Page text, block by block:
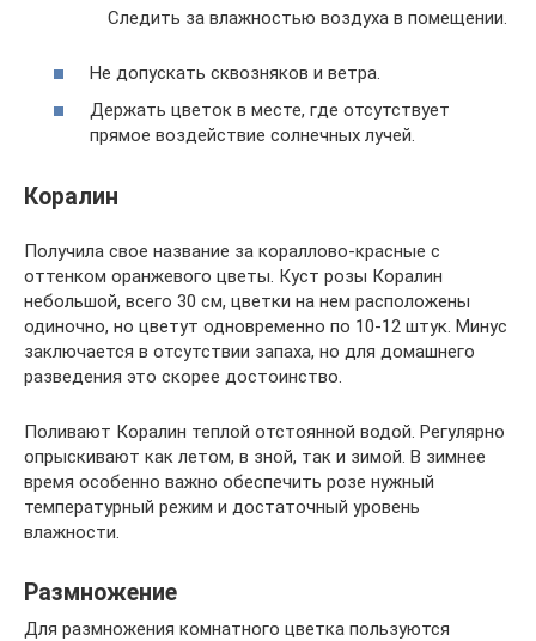
Следить за влажностью воздуха в помещении.
Не допускать сквозняков и ветра.
Держать цветок в месте, где отсутствует
прямое воздействие солнечных лучей.
Коралин
Получила свое название за кораллово-красные с
оттенком оранжевого цветы. Куст розы Коралин
небольшой, всего 30 см, цветки на нем расположены
одиночно, но цветут одновременно по 10-12 штук. Минус
заключается в отсутствии запаха, но для домашнего
разведения это скорее достоинство.
Поливают Коралин теплой отстоянной водой. Регулярно
опрыскивают как летом, в зной, так и зимой. В зимнее
время особенно важно обеспечить розе нужный
температурный режим и достаточный уровень
влажности.
Размножение
Для размножения комнатного цветка пользуются